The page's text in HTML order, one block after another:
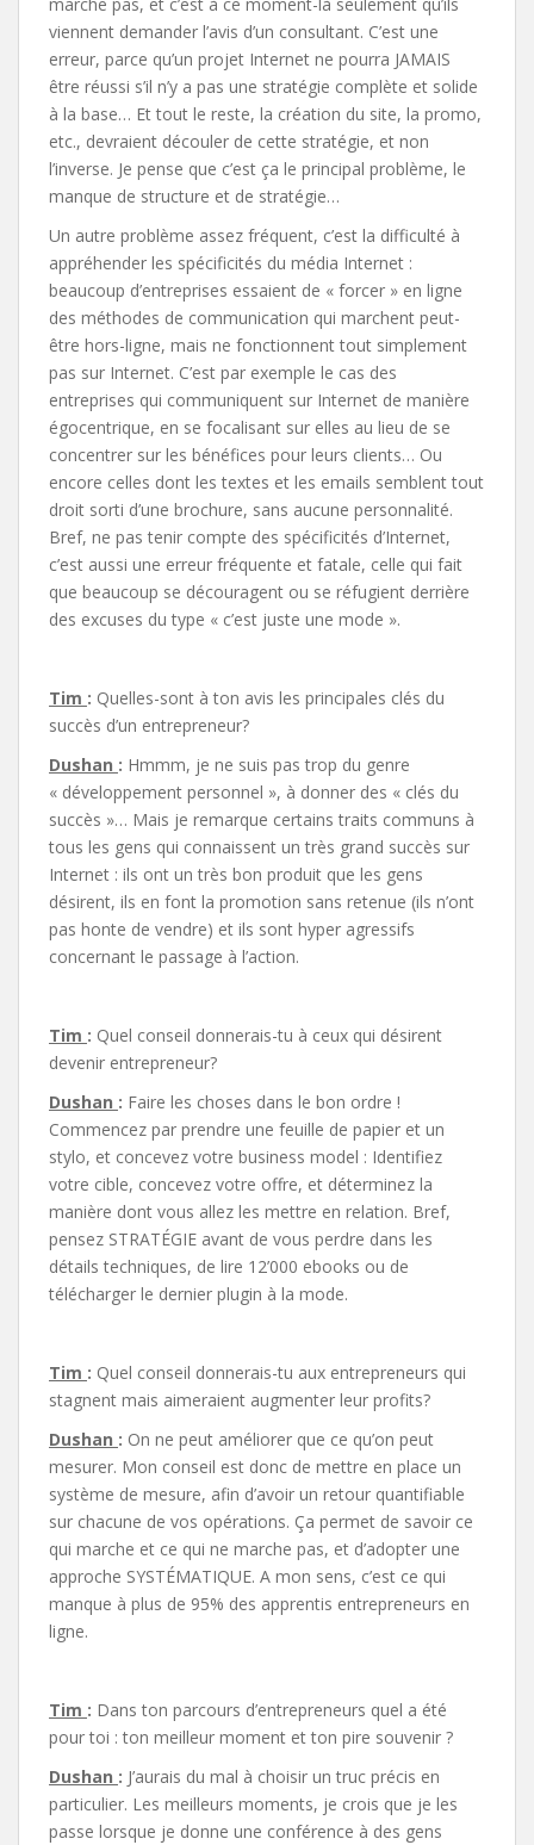
viennent demander l’avis d’un consultant. C’est une
erreur, parce qu’un projet Internet ne pourra JAMAIS
être réussi s’il n’y a pas une stratégie complète et solide
à la base… Et tout le reste, la création du site, la promo,
etc., devraient découler de cette stratégie, et non
l’inverse. Je pense que c’est ça le principal problème, le
manque de structure et de stratégie…
Un autre problème assez fréquent, c’est la difficulté à
appréhender les spécificités du média Internet :
beaucoup d’entreprises essaient de « forcer » en ligne
des méthodes de communication qui marchent peut-
être hors-ligne, mais ne fonctionnent tout simplement
pas sur Internet. C’est par exemple le cas des
entreprises qui communiquent sur Internet de manière
égocentrique, en se focalisant sur elles au lieu de se
concentrer sur les bénéfices pour leurs clients… Ou
encore celles dont les textes et les emails semblent tout
droit sorti d’une brochure, sans aucune personnalité.
Bref, ne pas tenir compte des spécificités d’Internet,
c’est aussi une erreur fréquente et fatale, celle qui fait
que beaucoup se découragent ou se réfugient derrière
des excuses du type « c’est juste une mode ».
Tim : Quelles-sont à ton avis les principales clés du
succès d’un entrepreneur?
Dushan : Hmmm, je ne suis pas trop du genre
« développement personnel », à donner des « clés du
succès »… Mais je remarque certains traits communs à
tous les gens qui connaissent un très grand succès sur
Internet : ils ont un très bon produit que les gens
désirent, ils en font la promotion sans retenue (ils n’ont
pas honte de vendre) et ils sont hyper agressifs
concernant le passage à l’action.
Tim : Quel conseil donnerais-tu à ceux qui désirent
devenir entrepreneur?
Dushan : Faire les choses dans le bon ordre !
Commencez par prendre une feuille de papier et un
stylo, et concevez votre business model : Identifiez
votre cible, concevez votre offre, et déterminez la
manière dont vous allez les mettre en relation. Bref,
pensez STRATÉGIE avant de vous perdre dans les
détails techniques, de lire 12’000 ebooks ou de
télécharger le dernier plugin à la mode.
Tim : Quel conseil donnerais-tu aux entrepreneurs qui
stagnent mais aimeraient augmenter leur profits?
Dushan : On ne peut améliorer que ce qu’on peut
mesurer. Mon conseil est donc de mettre en place un
système de mesure, afin d’avoir un retour quantifiable
sur chacune de vos opérations. Ça permet de savoir ce
qui marche et ce qui ne marche pas, et d’adopter une
approche SYSTÉMATIQUE. A mon sens, c’est ce qui
manque à plus de 95% des apprentis entrepreneurs en
ligne.
Tim : Dans ton parcours d’entrepreneurs quel a été
pour toi : ton meilleur moment et ton pire souvenir ?
Dushan : J’aurais du mal à choisir un truc précis en
particulier. Les meilleurs moments, je crois que je les
passe lorsque je donne une conférence à des gens